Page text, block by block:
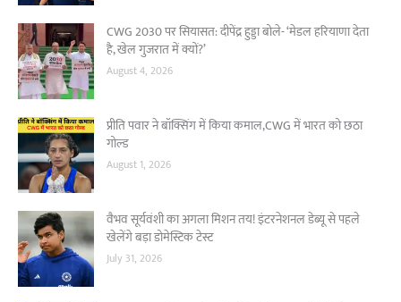
CWG 2030 पर सियासत: दीपेंद्र हुड्डा बोले- ‘मेडल हरियाणा देता
है, खेल गुजरात में क्यों?’
August 4, 2026
प्रीति पवार ने बॉक्सिंग में किया कमाल,CWG में भारत को छठा
गोल्ड
August 1, 2026
वैभव सूर्यवंशी का अगला मिशन तय! इंटरनेशनल डेब्यू से पहले
खेलेंगे बड़ा डोमेस्टिक टेस्ट
July 31, 2026